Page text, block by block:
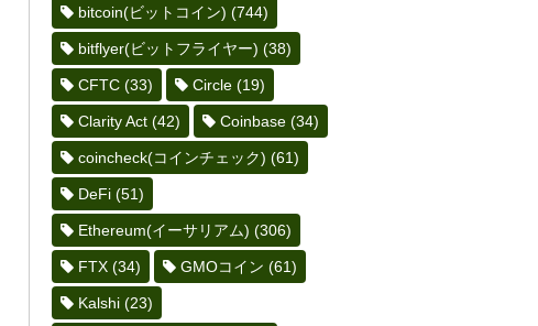
bitcoin(ビットコイン) (744)
bitflyer(ビットフライヤー) (38)
CFTC (33) Circle (19)
Clarity Act (42) Coinbase (34)
coincheck(コインチェック) (61)
DeFi (51)
Ethereum(イーサリアム) (306)
FTX (34) GMOコイン (61)
Kalshi (23)